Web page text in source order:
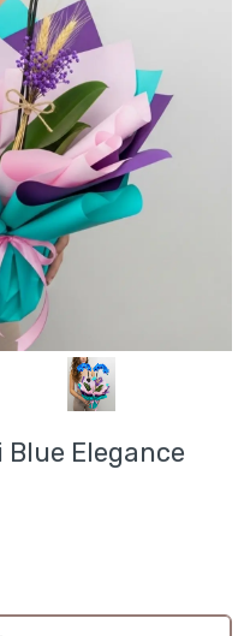
Blue Elegance